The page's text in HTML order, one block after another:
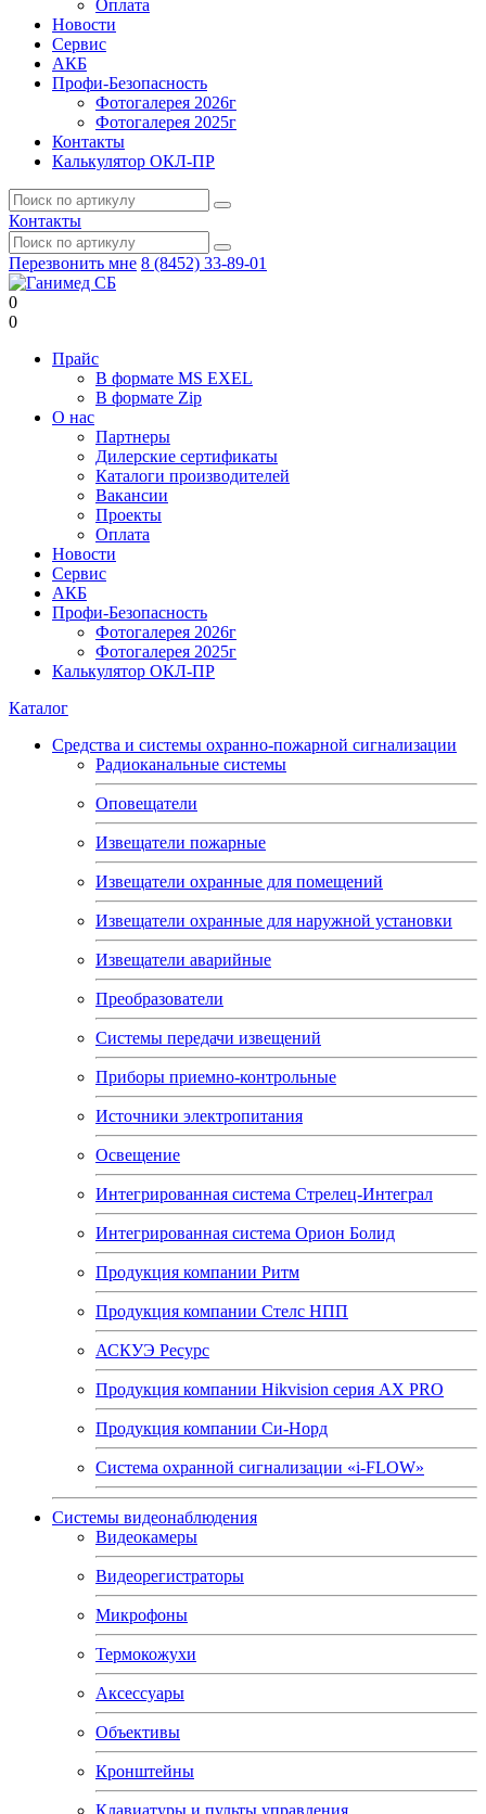
Оплата
Новости
Сервис
АКБ
Профи-Безопасность
Фотогалерея 2026г
Фотогалерея 2025г
Контакты
Калькулятор ОКЛ-ПР
Контакты
Перезвонить мне 8 (8452) 33-89-01
0
0
Прайс
В формате MS EXEL
В формате Zip
О нас
Партнеры
Дилерские сертификаты
Каталоги производителей
Вакансии
Проекты
Оплата
Новости
Сервис
АКБ
Профи-Безопасность
Фотогалерея 2026г
Фотогалерея 2025г
Калькулятор ОКЛ-ПР
Каталог
Средства и системы охранно-пожарной сигнализации
Радиоканальные системы
Оповещатели
Извещатели пожарные
Извещатели охранные для помещений
Извещатели охранные для наружной установки
Извещатели аварийные
Преобразователи
Системы передачи извещений
Приборы приемно-контрольные
Источники электропитания
Освещение
Интегрированная система Стрелец-Интеграл
Интегрированная система Орион Болид
Продукция компании Ритм
Продукция компании Стелс НПП
АСКУЭ Ресурс
Продукция компании Hikvision серия AX PRO
Продукция компании Си-Норд
Система охранной сигнализации «i-FLOW»
Системы видеонаблюдения
Видеокамеры
Видеорегистраторы
Микрофоны
Термокожухи
Аксессуары
Объективы
Кронштейны
Клавиатуры и пульты управления